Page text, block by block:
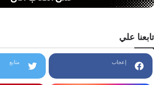
تابعنا علي
إعجاب متابع